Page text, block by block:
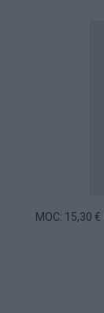
MOC: 15,30 €